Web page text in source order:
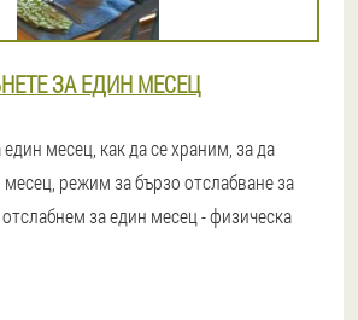
ЗА ЕДИН МЕСЕЦ
месец, как да се храним, за да
режим за бързо отслабване за
за един месец - физическа